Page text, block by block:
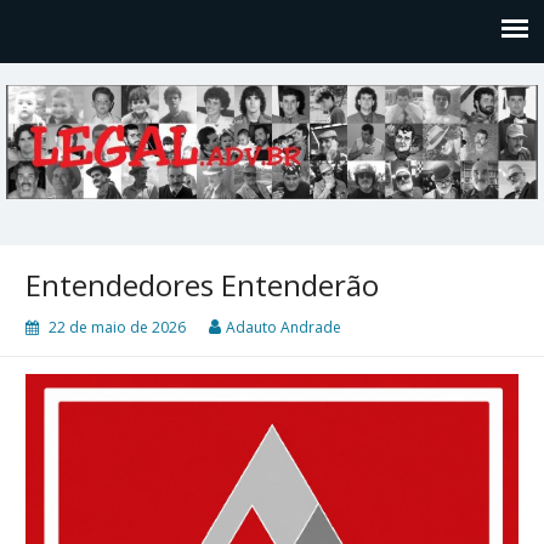
Entendedores Entenderão
22 de maio de 2026 Adauto Andrade